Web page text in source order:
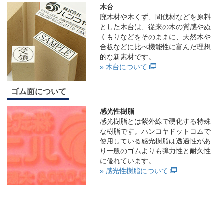
木台
廃木材や木くず、間伐材などを原料
とした木台は、従来の木の質感やぬ
くもりなどをそのままに、天然木や
合板などに比べ機能性に富んだ理想
的な新素材です。
» 木台について
ゴム面について
感光性樹脂
感光樹脂とは紫外線で硬化する特殊
な樹脂です。ハンコヤドットコムで
使用している感光樹脂は透過性があ
り一般のゴムよりも弾力性と耐久性
に優れています。
» 感光性樹脂について